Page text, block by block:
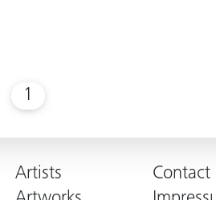
1
Artists
Contact